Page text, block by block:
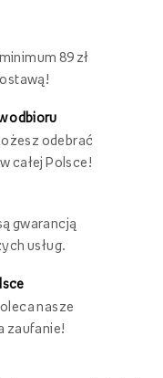
89 zł
odbioru
odebrać
całej Polsce!
gwarancją
usług.
nasze
zaufanie!